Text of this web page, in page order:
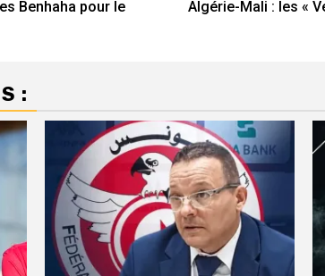
Benhaha pour le
Algérie-Mali : les «
: